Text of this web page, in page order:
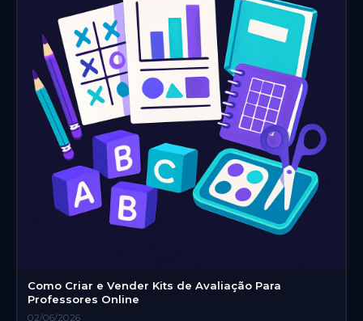
Como Criar e Vender Kits de Avaliação Para
Professores Online
02/06/2026